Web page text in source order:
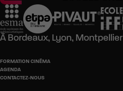
À Bordeaux, Lyon, Montpellier
FORMATION CINÉMA
AGENDA
CONTACTEZ-NOUS